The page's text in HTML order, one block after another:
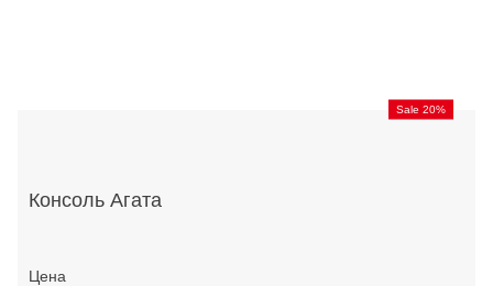
Sale 20%
Консоль Агата